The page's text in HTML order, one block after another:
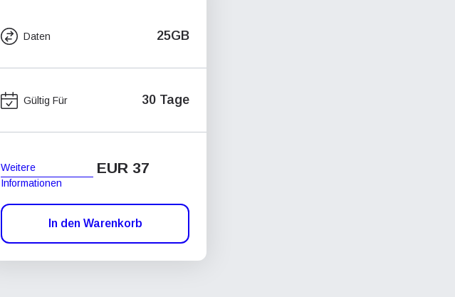
Daten 25GB
Gültig Für 30 Tage
Weitere
Informationen
EUR 37
In den Warenkorb